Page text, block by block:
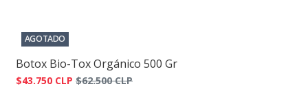
AGOTADO
Botox Bio-Tox Orgánico 500 Gr
$43.750 CLP $62.500 CLP